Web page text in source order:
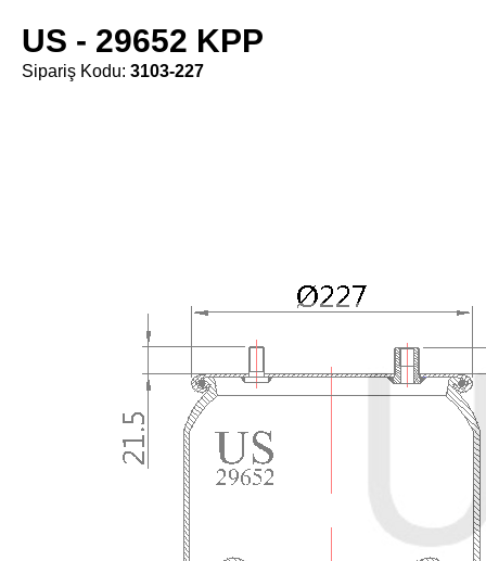
US - 29652 KPP
Sipariş Kodu: 3103-227